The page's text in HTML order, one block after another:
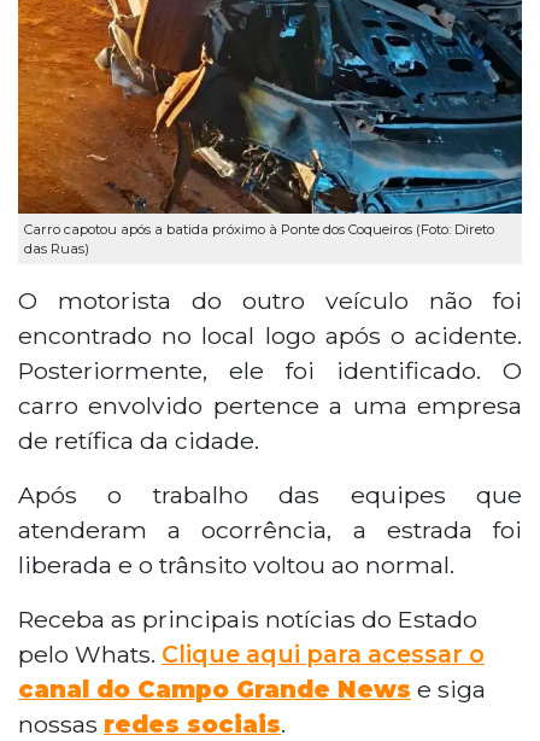
Carro capotou após a batida próximo à Ponte dos Coqueiros (Foto: Direto
das Ruas)
O motorista do outro veículo não foi
encontrado no local logo após o acidente.
Posteriormente, ele foi identificado. O
carro envolvido pertence a uma empresa
de retífica da cidade.
Após o trabalho das equipes que
atenderam a ocorrência, a estrada foi
liberada e o trânsito voltou ao normal.
Receba as principais notícias do Estado
pelo Whats. Clique aqui para acessar o
canal do Campo Grande News e siga
nossas redes sociais.